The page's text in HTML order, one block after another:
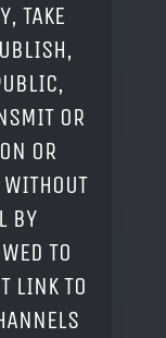
TAKE
OR
OR
BY
TO
LINK TO